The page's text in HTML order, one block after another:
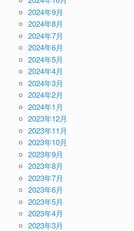
2024年9月
2024年8月
2024年7月
2024年6月
2024年5月
2024年4月
2024年3月
2024年2月
2024年1月
2023年12月
2023年11月
2023年10月
2023年9月
2023年8月
2023年7月
2023年6月
2023年5月
2023年4月
2023年3月